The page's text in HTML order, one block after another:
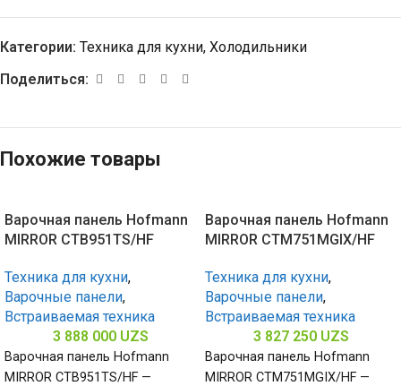
Категории: Техника для кухни, Холодильники
Поделиться:
Похожие товары
Варочная панель Hofmann
MIRROR CTB951TS/HF
Техника для кухни,
Варочные панели,
Встраиваемая техника
3 888 000 UZS
Варочная панель Hofmann
MIRROR CTB951TS/HF —
Варочная панель Hofmann
MIRROR CTM751MGIX/HF
Техника для кухни,
Варочные панели,
Встраиваемая техника
3 827 250 UZS
Варочная панель Hofmann
MIRROR CTM751MGIX/HF —